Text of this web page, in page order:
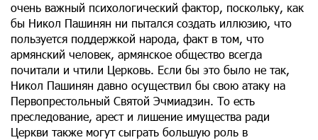
очень важный психологический фактор, поскольку, как
бы Никол Пашинян ни пытался создать иллюзию, что
пользуется поддержкой народа, факт в том, что
армянский человек, армянское общество всегда
почитали и чтили Церковь. Если бы это было не так,
Никол Пашинян давно осуществил бы свою атаку на
Первопрестольный Святой Эчмиадзин. То есть
преследование, арест и лишение имущества ради
Церкви также могут сыграть большую роль в